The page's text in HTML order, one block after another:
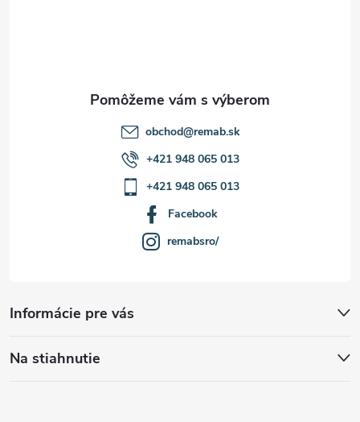
Informácie pre vás
Na stiahnutie
obchod@remab.sk
+421 948 065 013
+421 948 065 013
Facebook
remabsro/